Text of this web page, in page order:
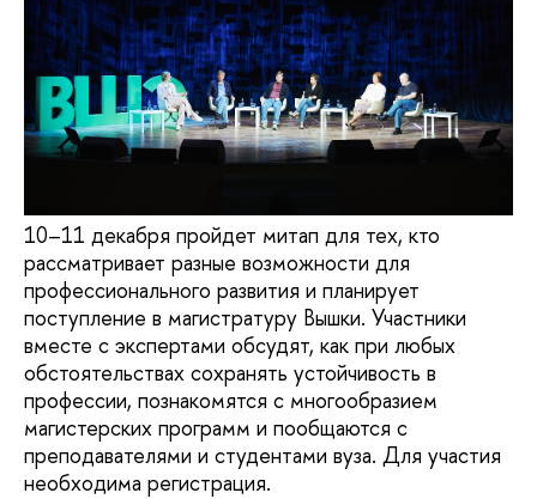
10–11 декабря пройдет митап для тех, кто
рассматривает разные возможности для
профессионального развития и планирует
поступление в магистратуру Вышки. Участники
вместе с экспертами обсудят, как при любых
обстоятельствах сохранять устойчивость в
профессии, познакомятся с многообразием
магистерских программ и пообщаются с
преподавателями и студентами вуза. Для участия
необходима регистрация.